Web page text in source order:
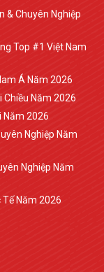
& Chuyên Nghiệp
Top #1 Việt Nam
Á Năm 2026
Chiều Năm 2026
Năm 2026
Nghiệp Năm
Nghiệp Năm
Tế Năm 2026